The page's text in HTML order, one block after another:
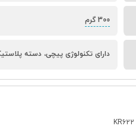
300 گرم
دارای تکنولوژی پیچی، دسته